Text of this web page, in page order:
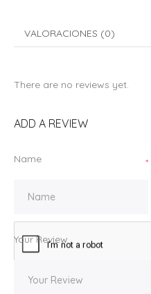
VALORACIONES (0)
There are no reviews yet.
ADD A REVIEW
Name *
Your Review